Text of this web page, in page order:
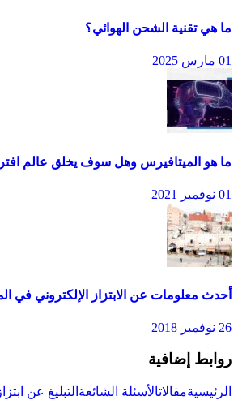
ما هي تقنية الشحن الهوائي؟
01 مارس 2025
ما هو الميتافيرس وهل سوف يخلق عالم
01 نوفمبر 2021
أحدث معلومات عن الابتزاز الإلكتروني في
26 نوفمبر 2018
روابط إضافية
الرئيسيةمقالاتالأسئلة الشائعة التبليغ عن ابتزاز